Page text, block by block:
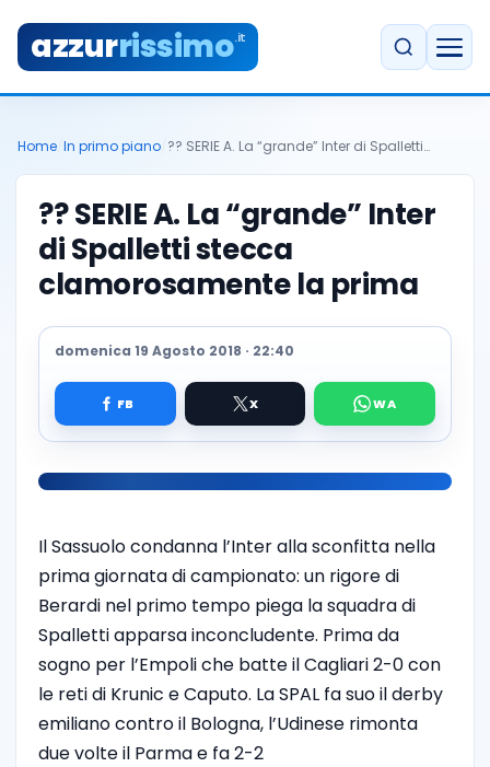
azzurrissimo.it
Home In primo piano ?? SERIE A. La “grande” Inter di Spalletti…
?? SERIE A. La “grande” Inter
di Spalletti stecca
clamorosamente la prima
domenica 19 Agosto 2018 · 22:40
Il Sassuolo condanna l’Inter alla sconfitta nella
prima giornata di campionato: un rigore di
Berardi nel primo tempo piega la squadra di
Spalletti apparsa inconcludente. Prima da
sogno per l’Empoli che batte il Cagliari 2-0 con
le reti di Krunic e Caputo. La SPAL fa suo il derby
emiliano contro il Bologna, l’Udinese rimonta
due volte il Parma e fa 2-2